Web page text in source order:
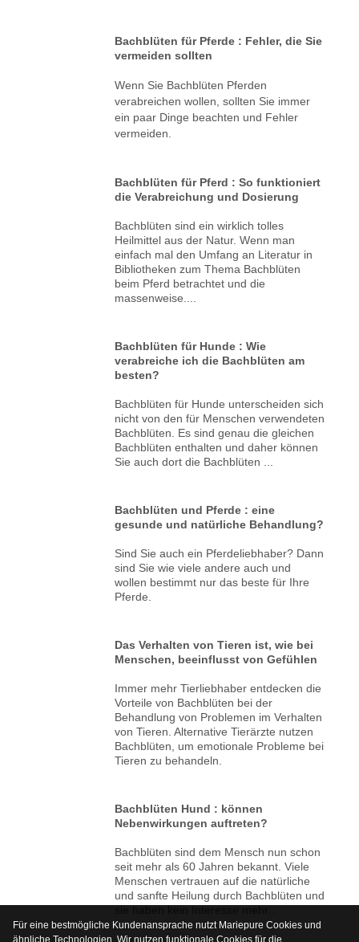
Bachblüten für Pferde : Fehler, die Sie
vermeiden sollten
Wenn Sie Bachblüten Pferden
verabreichen wollen, sollten Sie immer
ein paar Dinge beachten und Fehler
vermeiden.
Bachblüten für Pferd : So funktioniert
die Verabreichung und Dosierung
Bachblüten sind ein wirklich tolles
Heilmittel aus der Natur. Wenn man
einfach mal den Umfang an Literatur in
Bibliotheken zum Thema Bachblüten
beim Pferd betrachtet und die
massenweise....
Bachblüten für Hunde : Wie
verabreiche ich die Bachblüten am
besten?
Bachblüten für Hunde unterscheiden sich
nicht von den für Menschen verwendeten
Bachblüten. Es sind genau die gleichen
Bachblüten enthalten und daher können
Sie auch dort die Bachblüten ...
Bachblüten und Pferde : eine
gesunde und natürliche Behandlung?
Sind Sie auch ein Pferdeliebhaber? Dann
sind Sie wie viele andere auch und
wollen bestimmt nur das beste für Ihre
Pferde.
Das Verhalten von Tieren ist, wie bei
Menschen, beeinflusst von Gefühlen
Immer mehr Tierliebhaber entdecken die
Vorteile von Bachblüten bei der
Behandlung von Problemen im Verhalten
von Tieren. Alternative Tierärzte nutzen
Bachblüten, um emotionale Probleme bei
Tieren zu behandeln.
Bachblüten Hund : können
Nebenwirkungen auftreten?
Bachblüten sind dem Mensch nun schon
seit mehr als 60 Jahren bekannt. Viele
Menschen vertrauen auf die natürliche
und sanfte Heilung durch Bachblüten und
sie haben kein Interesse mehr...
Für eine bestmögliche Kundenansprache nutzt Mariepure Cookies und
ähnliche Technologien. Wir nutzen funktionale Cookies für die